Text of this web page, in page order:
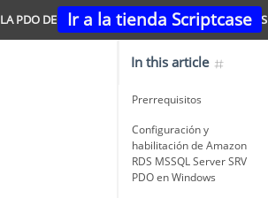
Ir a la tienda Scriptcase
PDO DEL SERVIDOR SRS AMAZON AMAZON SDS
In this article
Prerrequisitos
Configuración y
habilitación de Amazon
RDS MSSQL Server SRV
PDO en Windows